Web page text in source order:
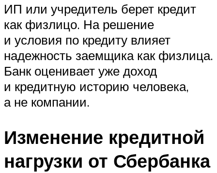
ИП или учредитель берет кредит
как физлицо. На решение
и условия по кредиту влияет
надежность заемщика как физлица.
Банк оценивает уже доход
и кредитную историю человека,
а не компании.
Изменение кредитной
нагрузки от Сбербанка